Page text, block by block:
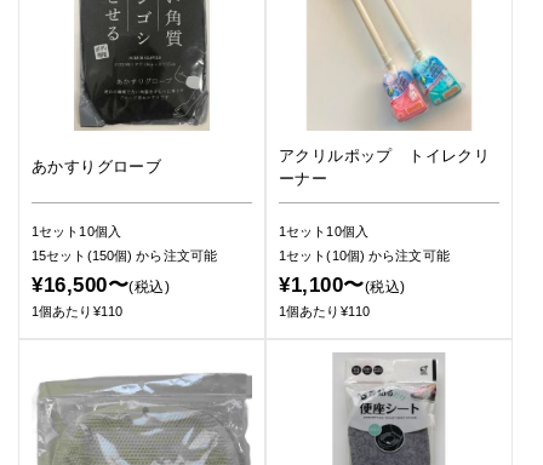
あかすりグローブ
1セット10個入
15セット(150個)から注文可能
¥16,500〜(税込)
1個あたり¥110
アクリルポップ トイレクリ
ーナー
1セット10個入
1セット(10個)から注文可能
¥1,100〜(税込)
1個あたり¥110